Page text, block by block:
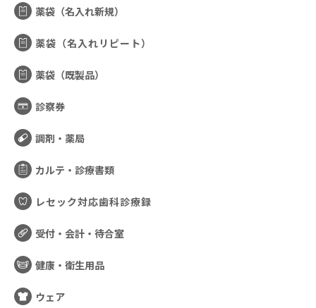
薬袋（名入れ新規）
薬袋（名入れリピート）
薬袋（既製品）
診察券
調剤・薬局
カルテ・診療書類
レセック対応歯科診療録
受付・会計・待合室
健康・衛生用品
ウェア